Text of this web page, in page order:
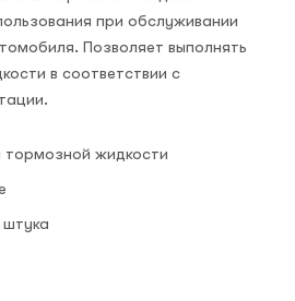
при обслуживании
Позволяет выполнять
в соответствии с
жидкости